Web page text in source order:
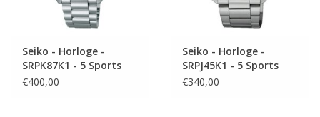
Seiko - Horloge -
SRPK87K1 - 5 Sports
€400,00
Seiko - Horloge -
SRPJ45K1 - 5 Sports
€340,00